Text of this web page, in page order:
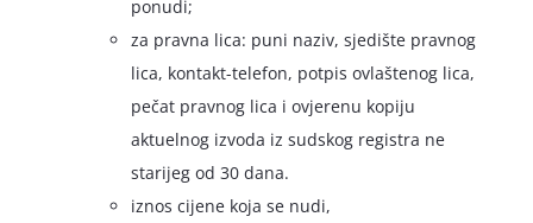
ponudi;
za pravna lica: puni naziv, sjedište pravnog
lica, kontakt-telefon, potpis ovlaštenog lica,
pečat pravnog lica i ovjerenu kopiju
aktuelnog izvoda iz sudskog registra ne
starijeg od 30 dana.
iznos cijene koja se nudi,